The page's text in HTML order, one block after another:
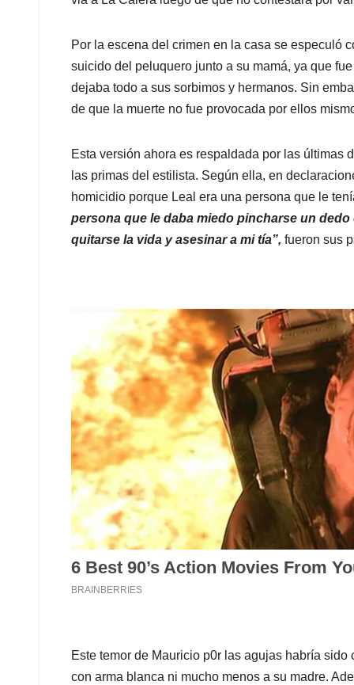
Por la escena del crimen en la casa se especuló
suicido del peluquero junto a su mamá, ya que
dejaba todo a sus sorbimos y hermanos. Sin
de que la muerte no fue provocada por ellos
Esta versión ahora es respaldada por las últimas
las primas del estilista. Según ella, en
homicidio porque Leal era una persona que le
persona que le daba miedo pincharse un
quitarse la vida y asesinar a mi tía”, fueron sus
Este temor de Mauricio p0r las agujas habría
con arma blanca ni mucho menos a su madre.